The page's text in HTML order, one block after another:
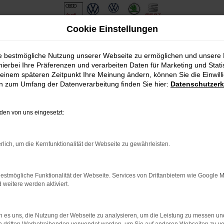
bestimmter Seiten verhindern. Funktioniert die Seite in
dem neuesten Stand sind.
kann auch dazu führen, dass bestimmte Funktionen nicht
Cookie Einstellungen
bestmögliche Nutzung unserer Webseite zu ermöglichen und unsere
Ihre Präferenzen und verarbeiten Daten für Marketing und
späteren Zeitpunkt Ihre Meinung ändern, können Sie die
zum Umfang der Datenverarbeitung finden Sie hier:
von uns eingesetzt:
um die Kernfunktionalität der Webseite zu gewährleisten.
Funktionalität der Webseite. Services von Drittanbietern wie Google
weitere werden aktiviert.
es uns, die Nutzung der Webseite zu analysieren, um die Leistung zu messen